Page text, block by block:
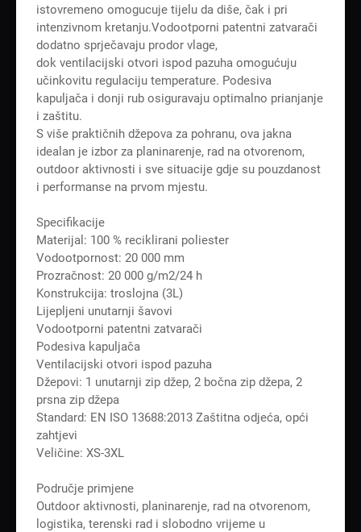
istovremeno omogucuje tijelu da diše, čak i pri
intenzivnom kretanju.Vodootporni patentni zatvarači
dodatno sprječavaju prodor vlage,
dok ventilacijski otvori ispod pazuha omogućuju
učinkovitu regulaciju temperature. Podesiva
kapuljača i donji rub osiguravaju optimalno prianjanje
i zaštitu.
S više praktičnih džepova za pohranu, ova jakna
idealan je izbor za planinarenje, rad na otvorenom,
outdoor aktivnosti i sve situacije gdje su pouzdanost
i performanse na prvom mjestu.
Specifikacije
Materijal: 100 % reciklirani poliester
Vodootpornost: 20 000 mm
Prozračnost: 20 000 g/m2/24 h
Konstrukcija: troslojna (3L)
Lijepljeni unutarnji šavovi
Vodootporni patentni zatvarači
Podesiva kapuljača
Ventilacijski otvori ispod pazuha
Džepovi: 1 unutarnji zip džep, 2 bočna zip džepa, 2
prsna zip džepa
Standard: EN ISO 13688:2013 Zaštitna odjeća, opći
zahtjevi
Veličine: XS-3XL
Područje primjene
Outdoor aktivnosti, planinarenje, rad na otvorenom,
logistika, terenski rad i slobodno vrijeme u